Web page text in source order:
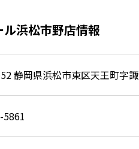
浜松市野店情報
静岡県浜松市東区天王町字